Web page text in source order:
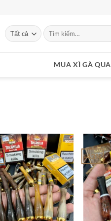
Tìm
kiếm:
MUA XÌ GÀ QUA
-43%